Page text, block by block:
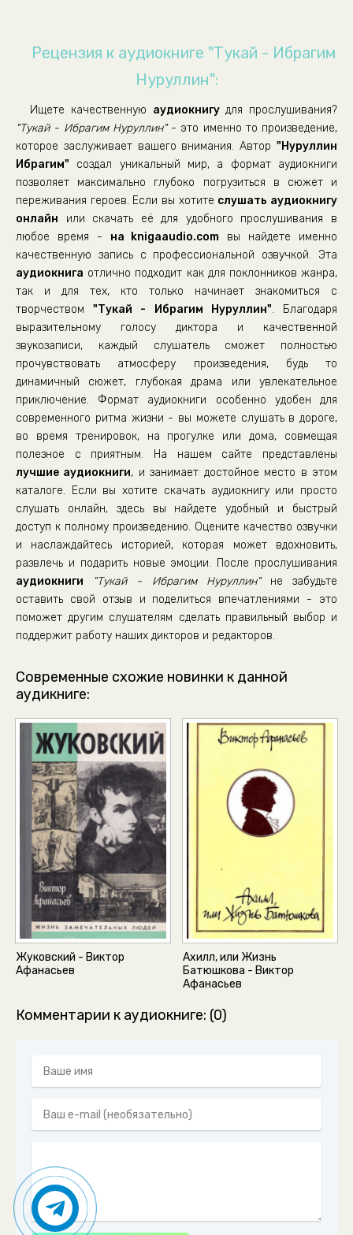
òóêàé 25
òóêàé 27
òóêàé 30
òóêàé 32
òóêàé 33
òóêàé 35
òóêàé 37
òóêàé 39
òóêàé 40
òóêàé 41
òóêàé 42
òóêàé 43
òóêàé 45
òóêàé 47
òóêàé 48
òóêàé 50
òóêàé 52
òóêàé 53
òóêàé 55
òóêàé 56
òóêàé 57
òóêàé 58
òóêàé 59
òóêàé 60
òóêàé 61
òóêàé 62
òóêàé 63
òóêàé 64
òóêàé 67
òóêàé 68
òóêàé 69
Рецензия к аудиокниге "Тукай - Ибрагим
Нуруллин":
Ищете качественную аудиокнигудля прослушивания?
"Тукай - Ибрагим Нуруллин"- это именно то произведение,
которое заслуживает вашего внимания. Автор "Нуруллин
Ибрагим" создал уникальный мир, а формат аудиокниги
позволяет максимально глубоко погрузиться в сюжет и
переживания героев. Если вы хотите слушать аудиокнигу
онлайн или скачать её для удобного прослушивания в
любое время - на knigaaudio.com вы найдете именно
качественную запись с профессиональной озвучкой. Эта
аудиокнига отлично подходит как для поклонников жанра,
так и для тех, кто только начинает знакомиться с
творчеством"Тукай - Ибрагим Нуруллин". Благодаря
выразительному голосу диктора и качественной
звукозаписи, каждый слушатель сможет полностью
прочувствовать атмосферу произведения, будь то
динамичный сюжет, глубокая драма или увлекательное
приключение. Формат аудиокниги особенно удобен для
современного ритма жизни - вы можете слушать в дороге,
во время тренировок, на прогулке или дома, совмещая
полезное с приятным. На нашем сайте представлены
лучшие аудиокниги, и занимает достойное место в этом
каталоге. Если вы хотите скачать аудиокнигу или просто
слушать онлайн, здесь вы найдете удобный и быстрый
доступ к полному произведению. Оцените качество озвучки
и наслаждайтесь историей, которая может вдохновить,
развлечь и подарить новые эмоции. После прослушивания
аудиокниги
"Тукай - Ибрагим Нуруллин"не забудьте
оставить свой отзыв и поделиться впечатлениями - это
поможет другим слушателям сделать правильный выбор и
поддержит работу наших дикторов и редакторов.
Современные схожие новинки к данной
аудикниге:
Жуковский - Виктор
Афанасьев
Ахилл, или Жизнь
Батюшкова - Виктор
Афанасьев
Комментарии к аудиокниге: (0)